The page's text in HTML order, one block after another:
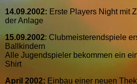
14.09.2002: Erste Players Night mit
der Anlage
15.09.2002: Clubmeisterendspiele
Ballkindern
Alle Jugendspieler bekommen ein
Shirt
April 2002: Einbau einer neuen